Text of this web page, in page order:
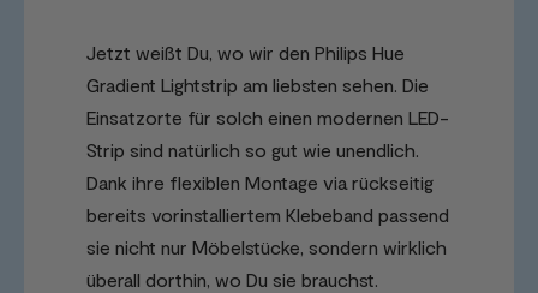
Jetzt weißt Du, wo wir den Philips Hue
Gradient Lightstrip am liebsten sehen. Die
Einsatzorte für solch einen modernen LED-
Strip sind natürlich so gut wie unendlich.
Dank ihre flexiblen Montage via rückseitig
bereits vorinstalliertem Klebeband passend
sie nicht nur Möbelstücke, sondern wirklich
überall dorthin, wo Du sie brauchst.